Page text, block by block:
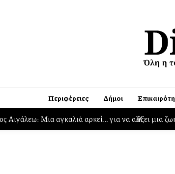
Περιφέρειες Δήμοι
Μια αγκαλιά αρκεί… για να αλλάξει μια
Νέα εποχή διαφάνειας στα έργα της